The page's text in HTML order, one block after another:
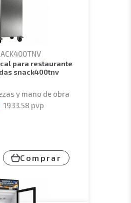
snack400tnv
y mano de obra
1933.58pvp
Comprar